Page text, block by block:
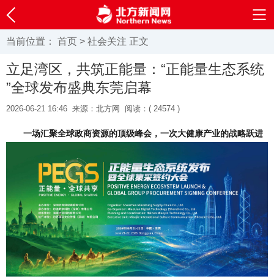
当前位置： 首页 > 社会关注 正文
立足湾区，共筑正能量：“正能量生态系统
”全球发布盛典东莞启幕
2026-06-21 16:46 来源：北方网 阅读：( 24574 )
一场汇聚全球政商资源的顶级峰会，一次大健康产业的战略跃进